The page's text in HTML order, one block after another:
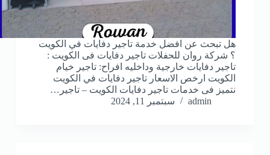
هل تبحث عن افضل خدمة تاجير دفايات في الكويت
؟ شركة روان للحفلات تاجير دفايات فى الكويت :
تاجير دفايات خارجية وداخليه افراح: تاجير خيام
الكويت ارخص الاسعار تاجير دفايات في الكويت
نتميز فى خدمات تاجير دفايات الكويت – تاجير…
admin
سبتمبر 11, 2024